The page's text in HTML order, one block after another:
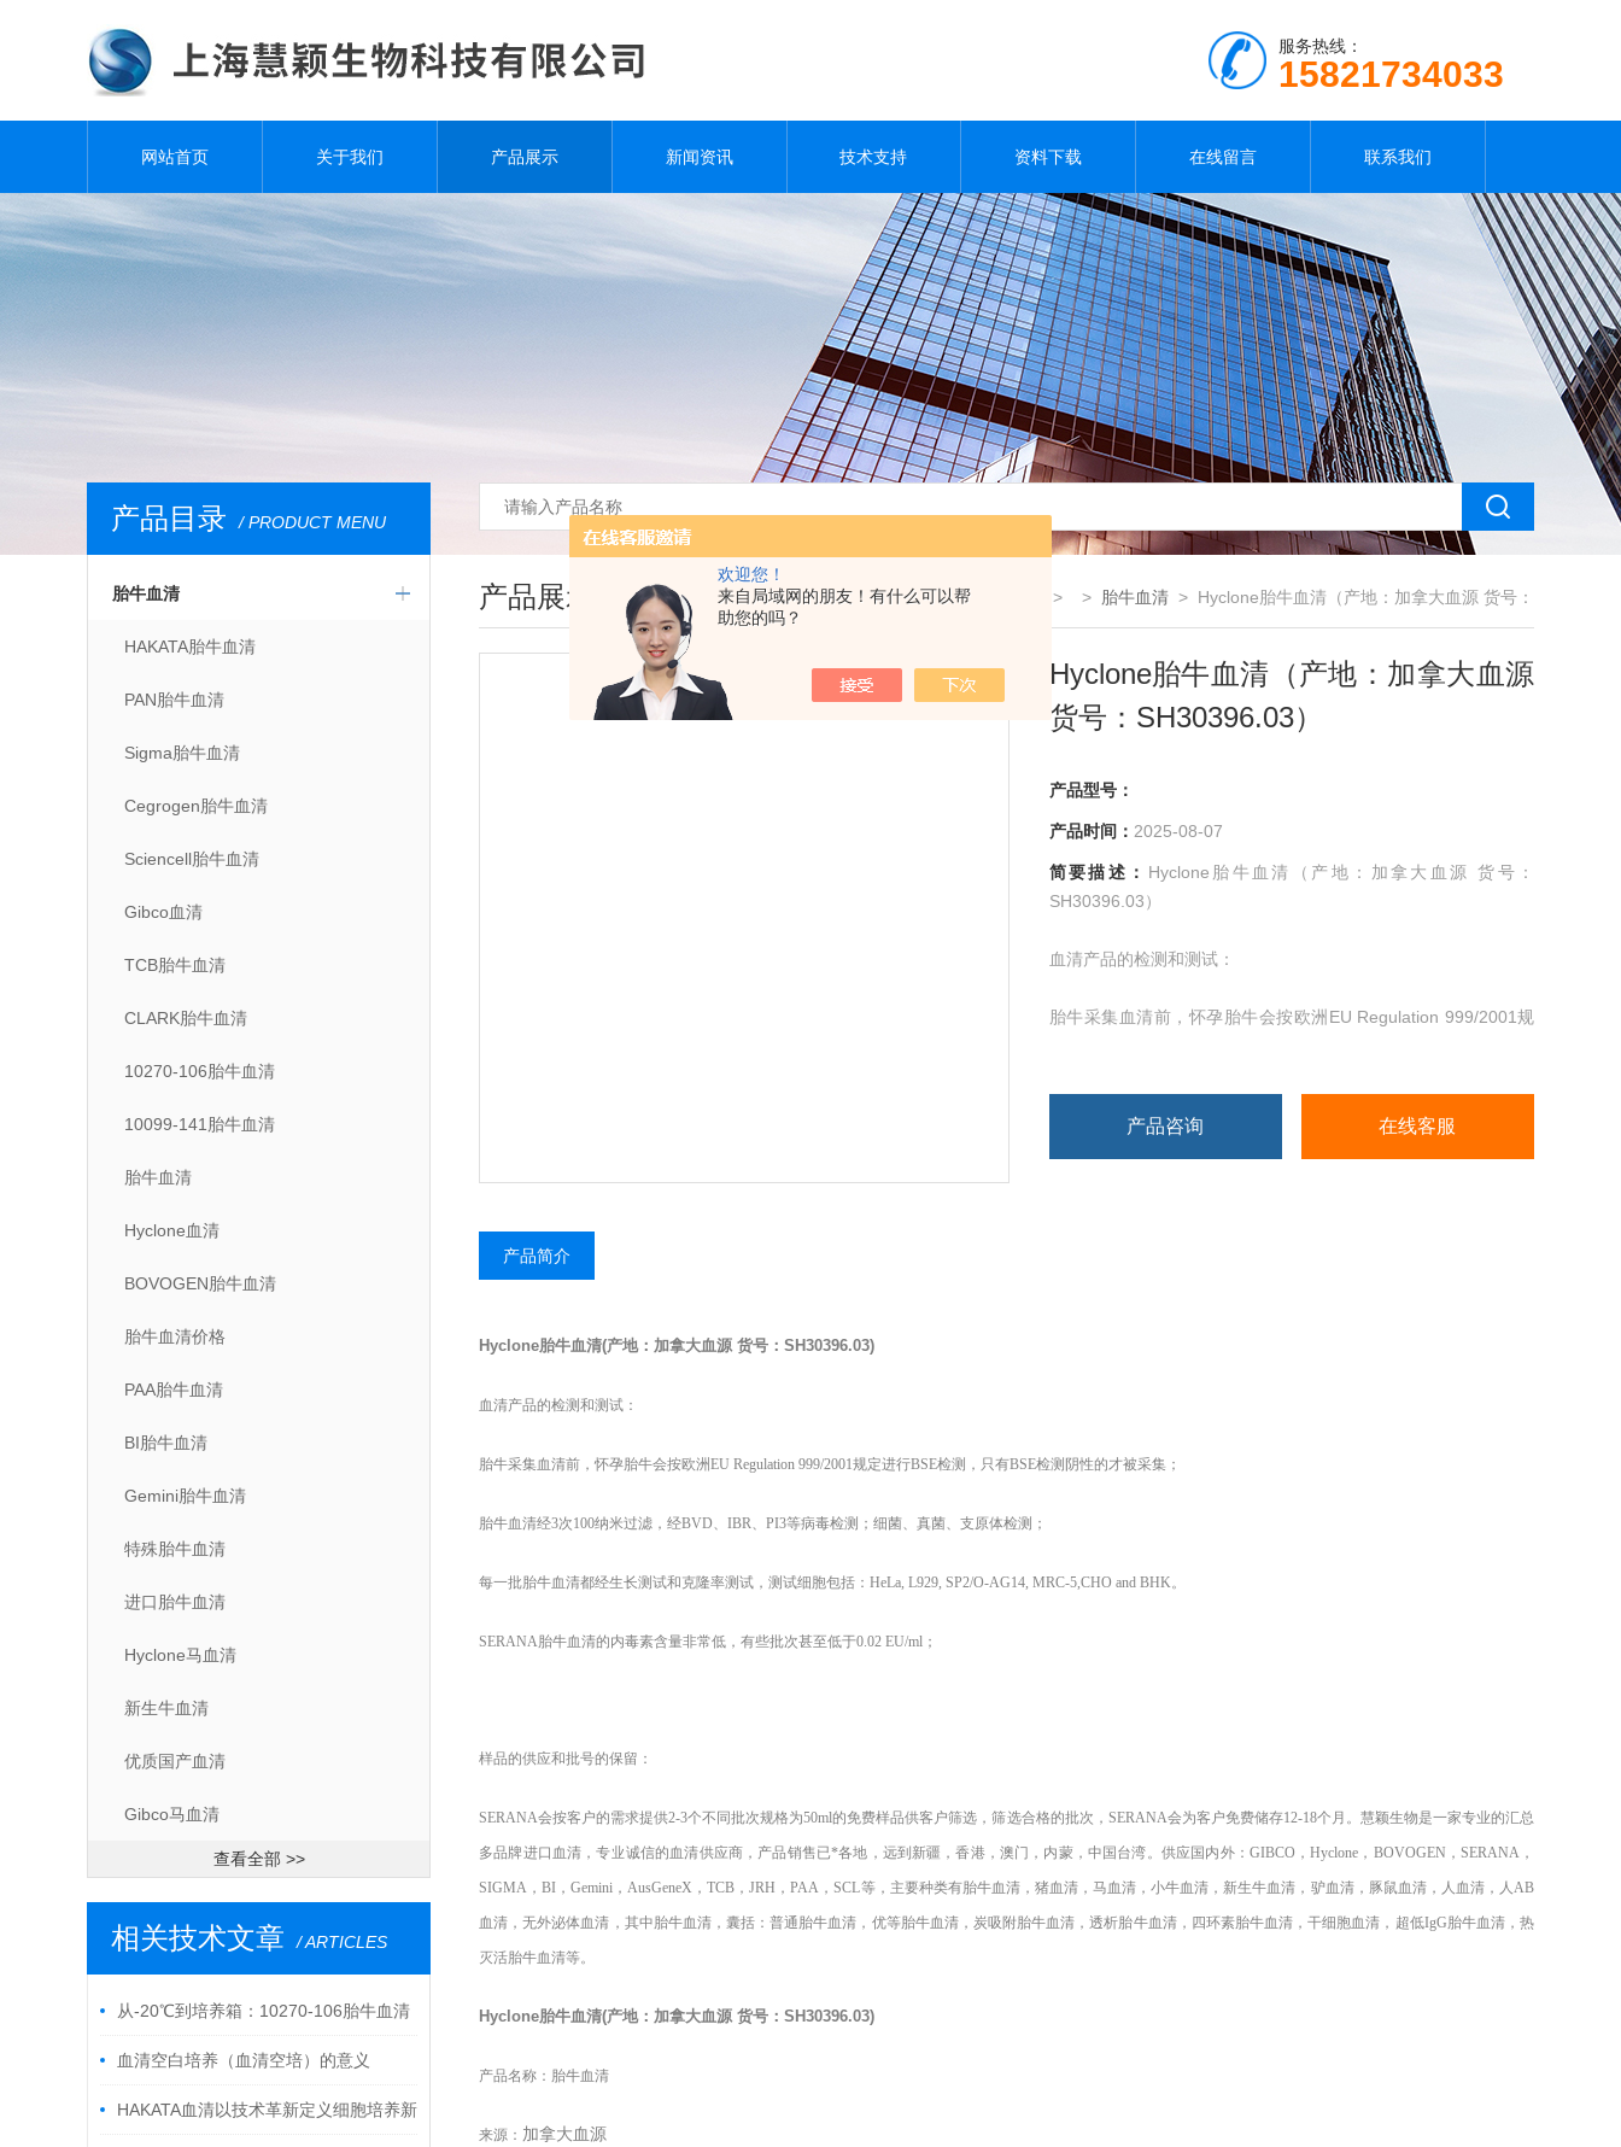
欢迎您！
来自局域网的朋友！有什么可以帮
助您的吗？
服务热线：
15821734033
网站首页 关于我们 产品展示 新闻资讯 技术支持 资料下载 在线留言 联系我们
产品目录 / PRODUCT MENU
胎牛血清
HAKATA胎牛血清
PAN胎牛血清
Sigma胎牛血清
Cegrogen胎牛血清
Sciencell胎牛血清
Gibco血清
TCB胎牛血清
CLARK胎牛血清
10270-106胎牛血清
10099-141胎牛血清
胎牛血清
Hyclone血清
BOVOGEN胎牛血清
胎牛血清价格
PAA胎牛血清
BI胎牛血清
Gemini胎牛血清
特殊胎牛血清
进口胎牛血清
Hyclone马血清
新生牛血清
优质国产血清
Gibco马血清
查看全部 >>
相关技术文章 / ARTICLES
从-20℃到培养箱：10270-106胎牛血清
的“全流程活性守护”指南
血清空白培养（血清空培）的意义
HAKATA血清以技术革新定义细胞培养新
产品展示 您现在的位置：首页> > > 胎牛血清 > Hyclone胎牛血清（产地：加拿大血源 货号：
SH30396.03）
Hyclone胎牛血清（产地：加拿大血源
货号：SH30396.03）
产品型号：
产品时间： 2025-08-07
简要描述： Hyclone胎牛血清（产地：加拿大血源 货号：
SH30396.03）
血清产品的检测和测试：
胎牛采集血清前，怀孕胎牛会按欧洲EU Regulation 999/2001规
产品咨询 在线客服
产品简介
Hyclone胎牛血清(产地：加拿大血源 货号： SH30396.03)
血清产品的检测和测试：
胎牛采集血清前，怀孕胎牛会按欧洲EU Regulation 999/2001规定进行BSE检测，只有BSE检测阴性的才被采集；
胎牛血清经3次100纳米过滤，经BVD、IBR、PI3等病毒检测；细菌、真菌、支原体检测；
每一批胎牛血清都经生长测试和克隆率测试，测试细胞包括：HeLa, L929, SP2/O-AG14, MRC-5,CHO and BHK。
SERANA胎牛血清的内毒素含量非常低，有些批次甚至低于0.02 EU/ml；
样品的供应和批号的保留：
SERANA会按客户的需求提供2-3个不同批次规格为50ml的免费样品供客户筛选，筛选合格的批次，SERANA会为客户免费储存12-18个月。慧颖生物是一家专业的汇总
多品牌进口血清，专业诚信的血清供应商，产品销售已*各地，远到新疆，香港，澳门，内蒙，中国台湾。供应国内外：GIBCO，Hyclone，BOVOGEN，SERANA，
SIGMA，BI，Gemini，AusGeneX，TCB，JRH，PAA，SCL等，主要种类有胎牛血清，猪血清，马血清，小牛血清，新生牛血清，驴血清，豚鼠血清，人血清，人AB
血清，无外泌体血清，其中胎牛血清，囊括：普通胎牛血清，优等胎牛血清，炭吸附胎牛血清，透析胎牛血清，四环素胎牛血清，干细胞血清，超低IgG胎牛血清，热
灭活胎牛血清等。
Hyclone胎牛血清(产地：加拿大血源 货号： SH30396.03)
产品名称：胎牛血清
来源： 加拿大血源